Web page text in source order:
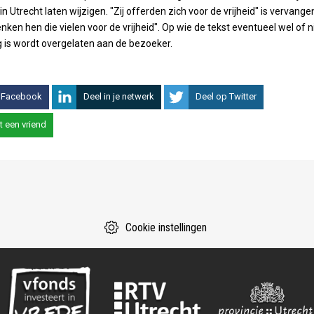
Utrecht laten wijzigen. "Zij offerden zich voor de vrijheid" is
hen die vielen voor de vrijheid". Op wie de tekst eventueel wel of
is wordt overgelaten aan de bezoeker.
Deel in je netwerk Deel op Twitter
een vriend
Cookie instellingen